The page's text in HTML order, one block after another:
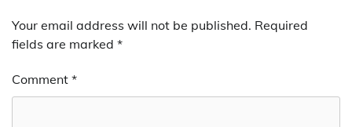
Your email address will not be published. Required
fields are marked *
Comment *